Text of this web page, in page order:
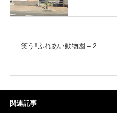
笑う‼ふれあい動物園 – 2...
関連記事